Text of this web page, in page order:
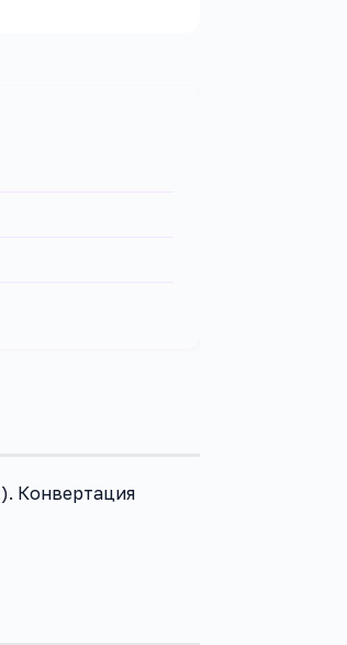
Конвертация